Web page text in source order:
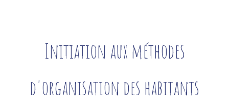
Initiation aux méthodes
d'organisation des habitants